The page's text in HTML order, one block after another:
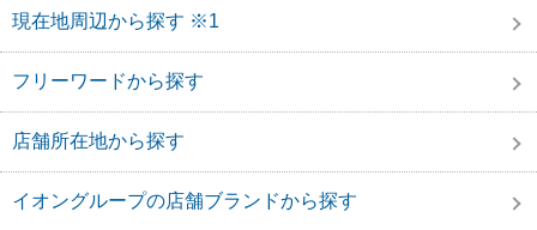
現在地周辺から探す ※1
フリーワードから探す
店舗所在地から探す
イオングループの店舗ブランドから探す